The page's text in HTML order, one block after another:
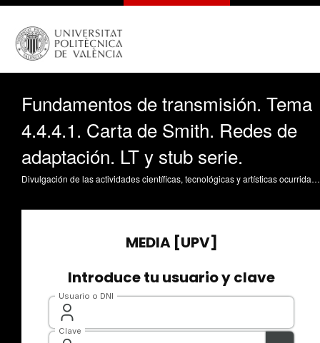
Fundamentos de transmisión. Tema
4.4.4.1. Carta de Smith. Redes de
adaptación. LT y stub serie.
Divulgación de las actividades científicas, tecnológicas y artísticas ocurridas en los tres campus de la UPV